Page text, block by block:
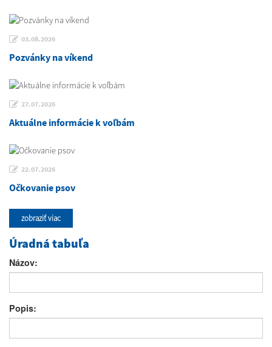
03.08.2026
Pozvánky na víkend
27.07.2026
Aktuálne informácie k voľbám
22.07.2026
Očkovanie psov
zobraziť viac
Úradná tabuľa
Názov:
Popis: